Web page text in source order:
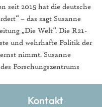
seit 2015 hat die deutsche
– das sagt Susanne
„Die Welt“. Die R21-
und wehrhafte Politik der
nimmt. Susanne
Forschungszentrums
Kontakt